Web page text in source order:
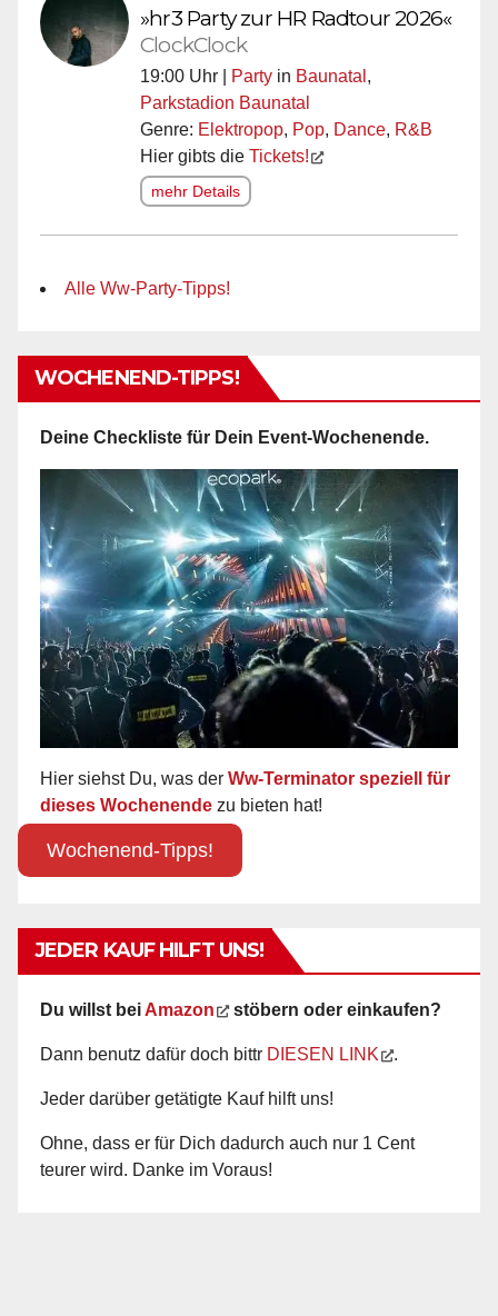
»hr3 Party zur HR Radtour 2026«
ClockClock
19:00 Uhr | Party in Baunatal ,
Parkstadion Baunatal
Genre: Elektropop, Pop, Dance, R&B
Hier gibts die Tickets!
mehr Details
Alle Ww-Party-Tipps!
WOCHENEND-TIPPS!
Deine Checkliste für Dein Event-Wochenende.
Hier siehst Du, was der Ww-Terminator speziell für
dieses Wochenende zu bieten hat!
Wochenend-Tipps!
JEDER KAUF HILFT UNS!
Du willst bei Amazon stöbern oder einkaufen?
Dann benutz dafür doch bittr DIESEN LINK .
Jeder darüber getätigte Kauf hilft uns!
Ohne, dass er für Dich dadurch auch nur 1 Cent
teurer wird. Danke im Voraus!